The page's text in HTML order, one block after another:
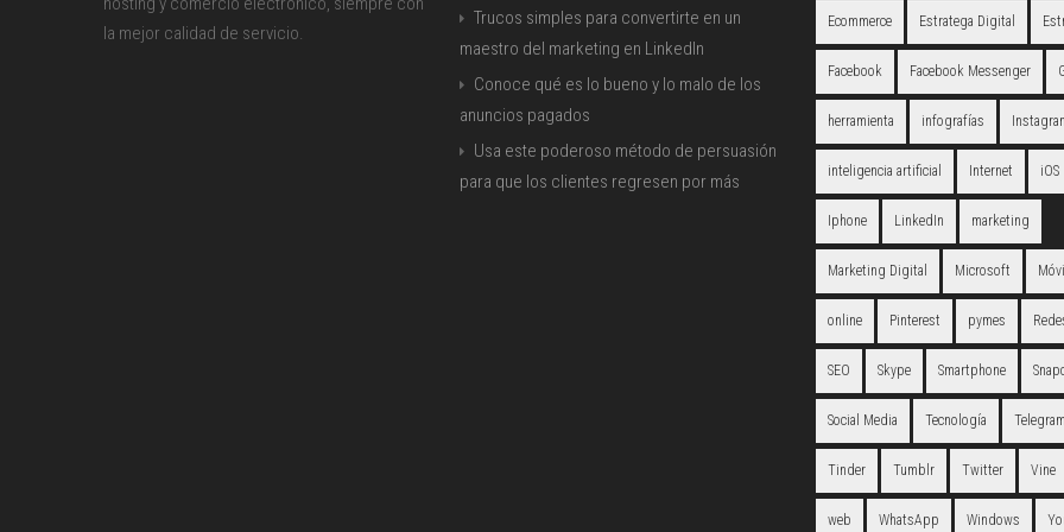
la mejor calidad de servicio.
Trucos simples para convertirte en un
maestro del marketing en LinkedIn
Conoce qué es lo bueno y lo malo de los
anuncios pagados
Usa este poderoso método de persuasión
para que los clientes regresen por más
Ecommerce Estratega Digital
Facebook Facebook Messenger
herramienta infografías
inteligencia artificial Internet iOS
Iphone LinkedIn marketing
Marketing Digital Microsoft Móvil
online Pinterest pymes
SEO Skype Smartphone
Social Media Tecnología Telegram
Tinder Tumblr Twitter Vine
web WhatsApp Windows